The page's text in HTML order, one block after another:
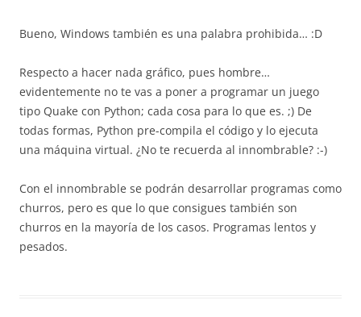
Bueno, Windows también es una palabra prohibida… :D
Respecto a hacer nada gráfico, pues hombre…
evidentemente no te vas a poner a programar un juego
tipo Quake con Python; cada cosa para lo que es. ;) De
todas formas, Python pre-compila el código y lo ejecuta
una máquina virtual. ¿No te recuerda al innombrable? :-)
Con el innombrable se podrán desarrollar programas como
churros, pero es que lo que consigues también son
churros en la mayoría de los casos. Programas lentos y
pesados.